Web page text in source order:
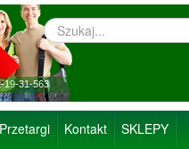
Wyszukiwarka
–
wprowadź
poszukiwany
zwrot
31-563
Przetargi Kontakt SKLEPY